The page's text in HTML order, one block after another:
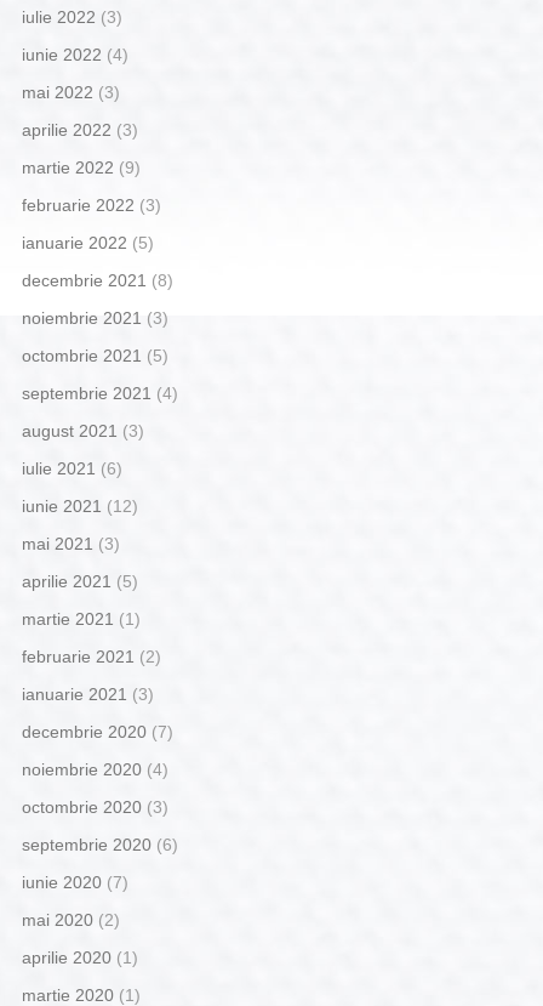
iulie 2022 (3)
iunie 2022 (4)
mai 2022 (3)
aprilie 2022 (3)
martie 2022 (9)
februarie 2022 (3)
ianuarie 2022 (5)
decembrie 2021 (8)
noiembrie 2021 (3)
octombrie 2021 (5)
septembrie 2021 (4)
august 2021 (3)
iulie 2021 (6)
iunie 2021 (12)
mai 2021 (3)
aprilie 2021 (5)
martie 2021 (1)
februarie 2021 (2)
ianuarie 2021 (3)
decembrie 2020(7)
noiembrie 2020(4)
octombrie 2020(3)
septembrie 2020(6)
iunie 2020(7)
mai 2020(2)
aprilie 2020(1)
martie 2020(1)